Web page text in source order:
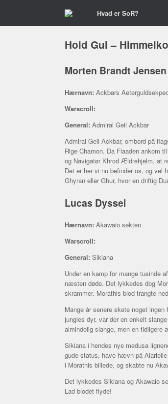
Hvad er SoR?
Hold Gul –
Morten Brandt Jensen
Hærnavn: Ackbars
Warscroll:
General: Admiral Geil Ackbar
Admiral Geil Ackbar, ombord på
Rige Chamon. Da Flaaden ankom
og Navigatør Khrod Ældrehjelm, at
Det er her vi nu befinder os, og vel
Ghyran eller Ghur, hvor en driftig
Lucas Dyssel
Hærnavn: Akawaio sekten
Warscroll:
General: Sikiana
Under en kamp for mange tusinde
næsten døde. Det lykkedes dog
skrammer. Morathis blod trangte
Mange år senere skete noget
jungles dyr, var der en enkelt
almindelig slange, men en tidligere
Sikiana i hendes nye medusa
gude status, have hævn på
i Morathis billede, og skabte nu
Det lykkedes Sikiana og Akawaio
Lad blodet flyde!